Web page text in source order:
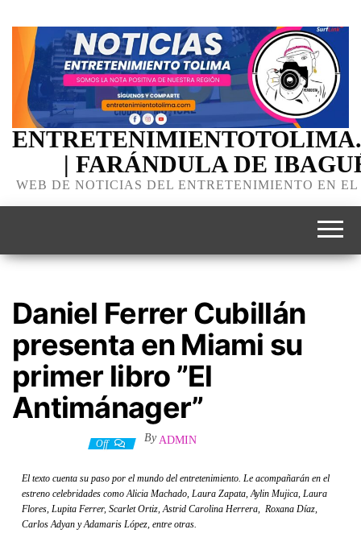
| FARÁNDULA DE
WEB DE NOTICIAS DEL ENTRETENIMIENTO EN
Daniel Ferrer Cubillán
presenta en Miami su
primer libro ”El
Antimánager”
Off By ADMIN
El texto cuenta su paso por el mundo del entretenimiento. Le acompañarán en el
estreno celebridades como Alicia Machado, Laura Zapata, Aylin Mujica, Laura
Flores, Lupita Ferrer, Scarlet Ortiz, Astrid Carolina Herrera, Roxana Díaz,
Carlos Adyan y Adamaris López, entre otras.